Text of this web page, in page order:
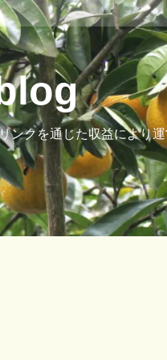
ンクを通じた収益により